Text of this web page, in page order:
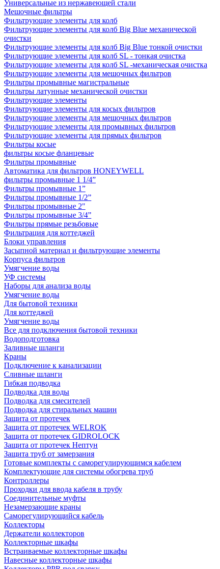
Универсальные из нержавеющей стали
Мешочные фильтры
Фильтрующие элементы для колб
Фильтрующие элементы для колб Big Blue механической
очистки
Фильтрующие элементы для колб Big Blue тонкой очистки
Фильтрующие элементы для колб SL - тонкая очистка
Фильтрующие элементы для колб SL -механическая очистка
Фильтрующие элементы для мешочных фильтров
Фильтры промывные магистральные
Фильтры латунные механической очистки
Фильтрующие элементы
Фильтрующие элементы для косых фильтров
Фильтрующие элементы для мешочных фильтров
Фильтрующие элементы для промывных фильтров
Фильтрующие элементы для прямых фильтров
Фильтры косые
фильтры косые фланцевые
Фильтры промывные
Автоматика для фильтров HONEYWELL
фильтры промывные 1 1/4”
Фильтры промывные 1”
Фильтры промывные 1/2”
Фильтры промывные 2"
Фильтры промывные 3/4”
Фильтры прямые резьбовые
Фильтрация для коттеджей
Блоки управления
Засыпной материал и фильтрующие элементы
Корпуса фильтров
Умягчение воды
УФ системы
Наборы для анализа воды
Умягчение воды
Для бытовой техники
Для коттеджей
Умягчение воды
Все для подключения бытовой техники
Водоподготовка
Заливные шланги
Краны
Подключение к канализации
Сливные шланги
Гибкая подводка
Подводка для воды
Подводка для смесителей
Подводка для стиральных машин
Защита от протечек
Защита от протечек WELROK
Защита от протечек GIDROLOCK
Защита от протечек Нептун
Защита труб от замерзания
Готовые комплекты с саморегулирующимся кабелем
Комплектующие для системы обогрева труб
Контроллеры
Проходки для ввода кабеля в трубу
Соединительные муфты
Незамерзающие краны
Саморегулирующийся кабель
Коллекторы
Держатели коллекторов
Коллекторные шкафы
Встраиваемые коллекторные шкафы
Навесные коллекторные шкафы